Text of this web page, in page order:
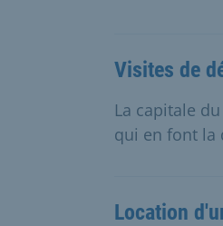
Visites de
La capitale
qui en font la
Location